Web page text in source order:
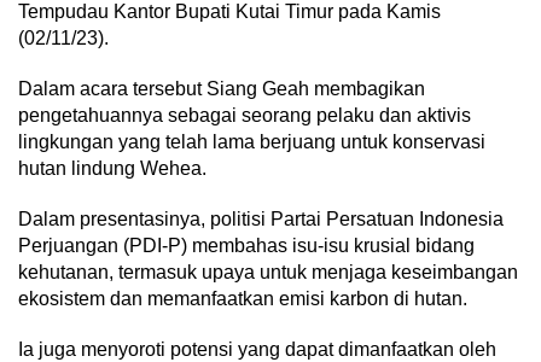
Tempudau Kantor Bupati Kutai Timur pada Kamis
(02/11/23).
Dalam acara tersebut Siang Geah membagikan
pengetahuannya sebagai seorang pelaku dan aktivis
lingkungan yang telah lama berjuang untuk konservasi
hutan lindung Wehea.
Dalam presentasinya, politisi Partai Persatuan Indonesia
Perjuangan (PDI-P) membahas isu-isu krusial bidang
kehutanan, termasuk upaya untuk menjaga keseimbangan
ekosistem dan memanfaatkan emisi karbon di hutan.
Ia juga menyoroti potensi yang dapat dimanfaatkan oleh